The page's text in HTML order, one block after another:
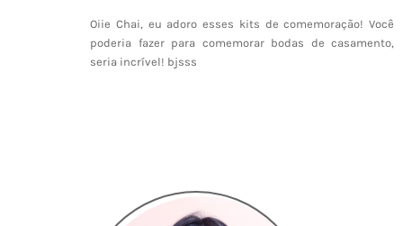
Oiie Chai, eu adoro esses kits de comemoração! Você
poderia fazer para comemorar bodas de casamento,
seria incrível! bjsss